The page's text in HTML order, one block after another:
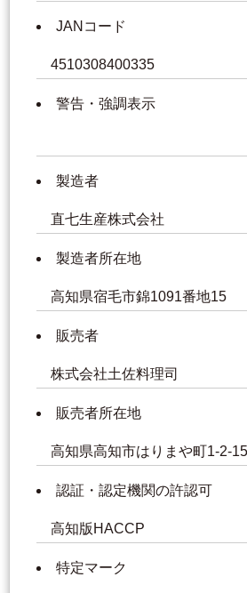
JANコード
4510308400335
警告・強調表示
製造者
直七生産株式会社
製造者所在地
高知県宿毛市錦1091番地15
販売者
株式会社土佐料理司
販売者所在地
高知県高知市はりまや町1-2-15
認証・認定機関の許認可
高知版HACCP
特定マーク